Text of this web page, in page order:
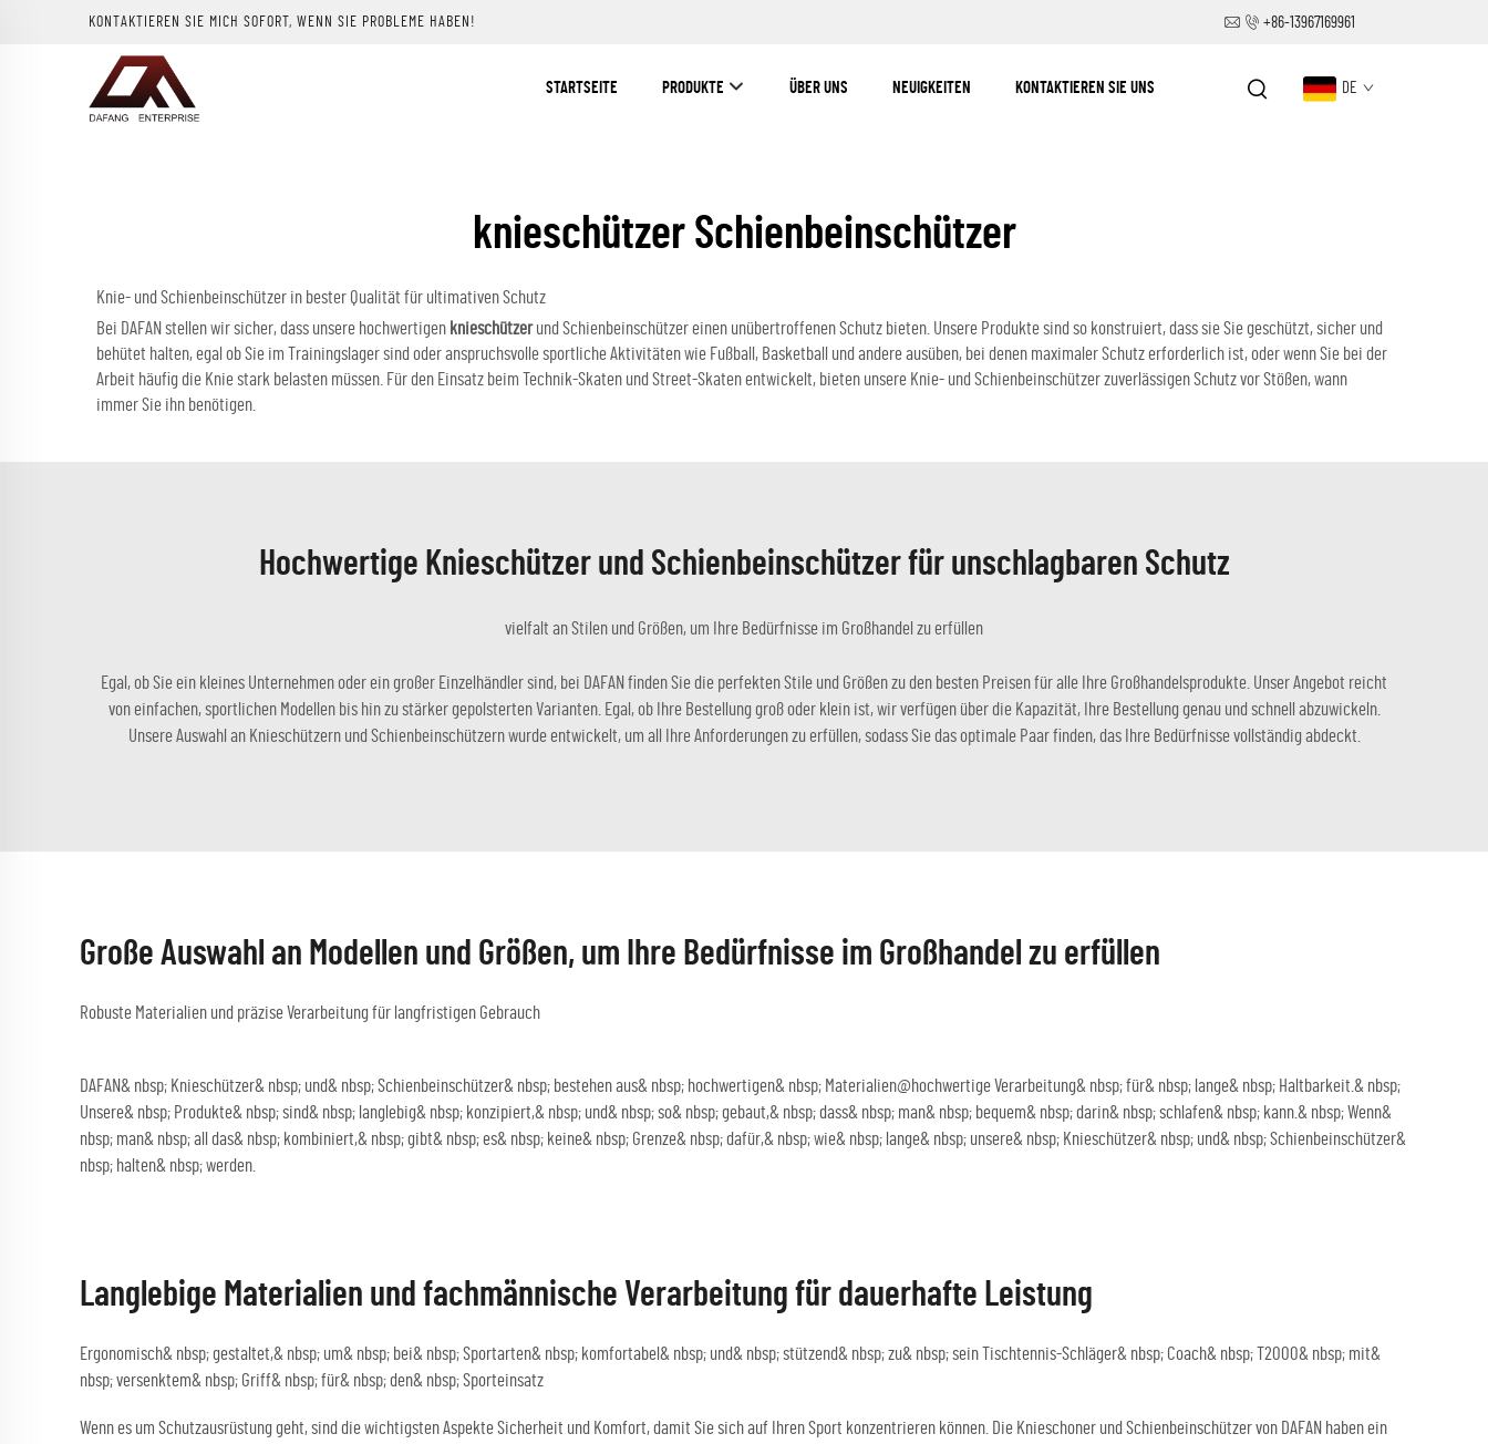
KONTAKTIEREN SIE MICH SOFORT, WENN SIE PROBLEME HABEN! +86-13967169961
STARTSEITE PRODUKTE ÜBER UNS NEUIGKEITEN KONTAKTIEREN SIE UNS DE
knieschützer Schienbeinschützer
Knie- und Schienbeinschützer in bester Qualität für ultimativen Schutz
Bei DAFAN stellen wir sicher, dass unsere hochwertigen knieschützerund Schienbeinschützer einen unübertroffenen Schutz bieten. Unsere Produkte sind so konstruiert, dass sie Sie geschützt, sicher und
behütet halten, egal ob Sie im Trainingslager sind oder anspruchsvolle sportliche Aktivitäten wie Fußball, Basketball und andere ausüben, bei denen maximaler Schutz erforderlich ist, oder wenn Sie bei der
Arbeit häufig die Knie stark belasten müssen. Für den Einsatz beim Technik-Skaten und Street-Skaten entwickelt, bieten unsere Knie- und Schienbeinschützer zuverlässigen Schutz vor Stößen, wann
immer Sie ihn benötigen.
Hochwertige Knieschützer und Schienbeinschützer für unschlagbaren Schutz
vielfalt an Stilen und Größen, um Ihre Bedürfnisse im Großhandel zu erfüllen
Egal, ob Sie ein kleines Unternehmen oder ein großer Einzelhändler sind, bei DAFAN finden Sie die perfekten Stile und Größen zu den besten Preisen für alle Ihre Großhandelsprodukte. Unser Angebot reicht
von einfachen, sportlichen Modellen bis hin zu stärker gepolsterten Varianten. Egal, ob Ihre Bestellung groß oder klein ist, wir verfügen über die Kapazität, Ihre Bestellung genau und schnell abzuwickeln.
Unsere Auswahl an Knieschützern und Schienbeinschützern wurde entwickelt, um all Ihre Anforderungen zu erfüllen, sodass Sie das optimale Paar finden, das Ihre Bedürfnisse vollständig abdeckt.
Große Auswahl an Modellen und Größen, um Ihre Bedürfnisse im Großhandel zu erfüllen
Robuste Materialien und präzise Verarbeitung für langfristigen Gebrauch
DAFAN& nbsp; Knieschützer& nbsp; und& nbsp; Schienbeinschützer& nbsp; bestehen aus& nbsp; hochwertigen& nbsp; Materialien@hochwertige Verarbeitung& nbsp; für& nbsp; lange& nbsp; Haltbarkeit.& nbsp;
Unsere& nbsp; Produkte& nbsp; sind& nbsp; langlebig& nbsp; konzipiert,& nbsp; und& nbsp; so& nbsp; gebaut,& nbsp; dass& nbsp; man& nbsp; bequem& nbsp; darin& nbsp; schlafen& nbsp; kann.& nbsp; Wenn&
nbsp; man& nbsp; all das& nbsp; kombiniert,& nbsp; gibt& nbsp; es& nbsp; keine& nbsp; Grenze& nbsp; dafür,& nbsp; wie& nbsp; lange& nbsp; unsere& nbsp; Knieschützer& nbsp; und& nbsp; Schienbeinschützer&
nbsp; halten& nbsp; werden.
Langlebige Materialien und fachmännische Verarbeitung für dauerhafte Leistung
Ergonomisch& nbsp; gestaltet,& nbsp; um& nbsp; bei& nbsp; Sportarten& nbsp; komfortabel& nbsp; und& nbsp; stützend& nbsp; zu& nbsp; seinTischtennis-Schläger& nbsp; Coach& nbsp; T2000& nbsp; mit&
nbsp; versenktem& nbsp; Griff& nbsp; für& nbsp; den& nbsp; Sporteinsatz
Wenn es um Schutzausrüstung geht, sind die wichtigsten Aspekte Sicherheit und Komfort, damit Sie sich auf Ihren Sport konzentrieren können. Die Knieschoner und Schienbeinschützer von DAFAN haben ein